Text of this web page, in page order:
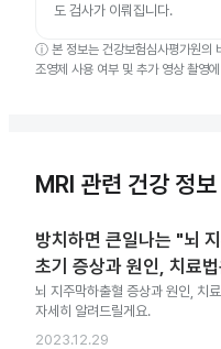
도 검사가 이뤄집니다.
ⓘ 본 정보는 건강보험심사평가원의
조영제 사용 여부 및 추가 영상 촬영
MRI 관련 건강 정보
방치하면 큰일나는 "뇌
초기 증상과 원인, 치료
뇌 지주막하출혈 증상과 원인, 치
자세히 알려드릴게요.
2023.12.29